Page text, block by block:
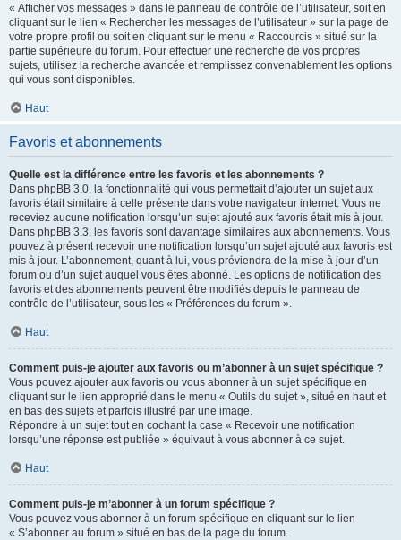
« Afficher vos messages » dans le panneau de contrôle de l’utilisateur, soit en
cliquant sur le lien « Rechercher les messages de l’utilisateur » sur la page de
votre propre profil ou soit en cliquant sur le menu « Raccourcis » situé sur la
partie supérieure du forum. Pour effectuer une recherche de vos propres
sujets, utilisez la recherche avancée et remplissez convenablement les options
qui vous sont disponibles.
Haut
Favoris et abonnements
Quelle est la différence entre les favoris et les abonnements ?
Dans phpBB 3.0, la fonctionnalité qui vous permettait d’ajouter un sujet aux
favoris était similaire à celle présente dans votre navigateur internet. Vous ne
receviez aucune notification lorsqu’un sujet ajouté aux favoris était mis à jour.
Dans phpBB 3.3, les favoris sont davantage similaires aux abonnements. Vous
pouvez à présent recevoir une notification lorsqu’un sujet ajouté aux favoris est
mis à jour. L’abonnement, quant à lui, vous préviendra de la mise à jour d’un
forum ou d’un sujet auquel vous êtes abonné. Les options de notification des
favoris et des abonnements peuvent être modifiés depuis le panneau de
contrôle de l’utilisateur, sous les « Préférences du forum ».
Haut
Comment puis-je ajouter aux favoris ou m’abonner à un sujet spécifique ?
Vous pouvez ajouter aux favoris ou vous abonner à un sujet spécifique en
cliquant sur le lien approprié dans le menu « Outils du sujet », situé en haut et
en bas des sujets et parfois illustré par une image.
Répondre à un sujet tout en cochant la case « Recevoir une notification
lorsqu’une réponse est publiée » équivaut à vous abonner à ce sujet.
Haut
Comment puis-je m’abonner à un forum spécifique ?
Vous pouvez vous abonner à un forum spécifique en cliquant sur le lien
« S’abonner au forum » situé en bas de la page du forum.